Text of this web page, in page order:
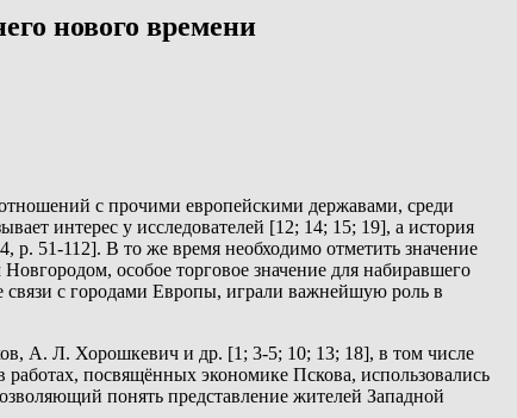
нового времени
с прочими европейскими державами, среди
интерес у исследователей [12; 14; 15; 19], а история
p. 51-112]. В то же время необходимо отметить значение
особое торговое значение для набиравшего
связи с городами Европы, играли важнейшую роль в
А. Л. Хорошкевич и др. [1; 3-5; 10; 13; 18], в том числе
посвящённых экономике Пскова, использовались
понять представление жителей Западной